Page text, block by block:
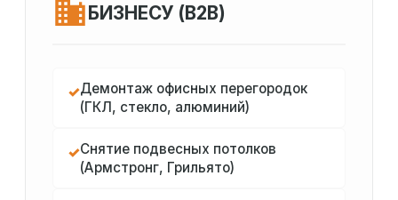
БИЗНЕСУ (B2B)
✓Демонтаж офисных перегородок
(ГКЛ, стекло, алюминий)
✓Снятие подвесных потолков
(Армстронг, Грильято)